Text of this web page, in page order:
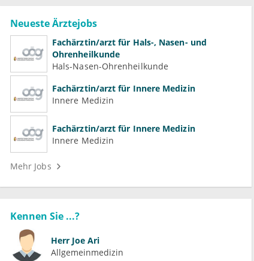
Neueste Ärztejobs
Fachärztin/arzt für Hals-, Nasen- und
Ohrenheilkunde
Hals-Nasen-Ohrenheilkunde
Fachärztin/arzt für Innere Medizin
Innere Medizin
Fachärztin/arzt für Innere Medizin
Innere Medizin
Mehr Jobs
Kennen Sie ...?
Herr Joe Ari
Allgemeinmedizin